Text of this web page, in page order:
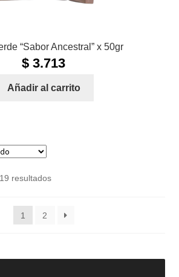
“Sabor Ancestral” x 50gr
$ 3.713
Añadir al carrito
resultados
1 2